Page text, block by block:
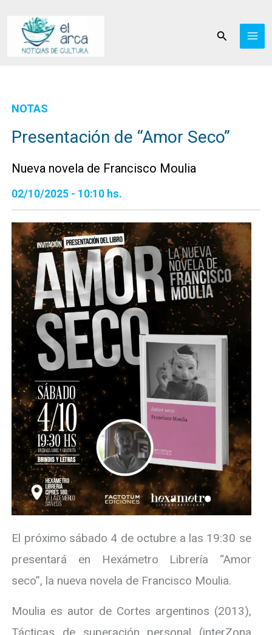
contenido
Buscar
NOTAS
Presentación de “Amor Seco”
Nueva novela de Francisco Moulia
02/10/2025 - 10:10 hs.
El próximo sábado 4 de octubre a las 19:30 se
presentará en Hexámetro Librería “Amor
seco”, la nueva novela de Francisco Moulia.
Moulia es autor de Cortes argentinos (2013),